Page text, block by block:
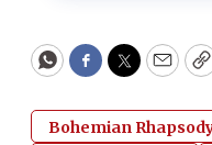
WhatsApp
Facebook
Twitter
Bohemian